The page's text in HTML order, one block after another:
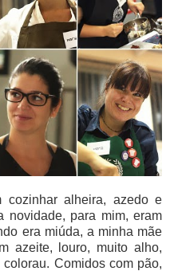
cozinhar alheira, azedo e
novidade, para mim, eram
era miúda, a minha mãe
azeite, louro, muito alho,
Comidos com pão,